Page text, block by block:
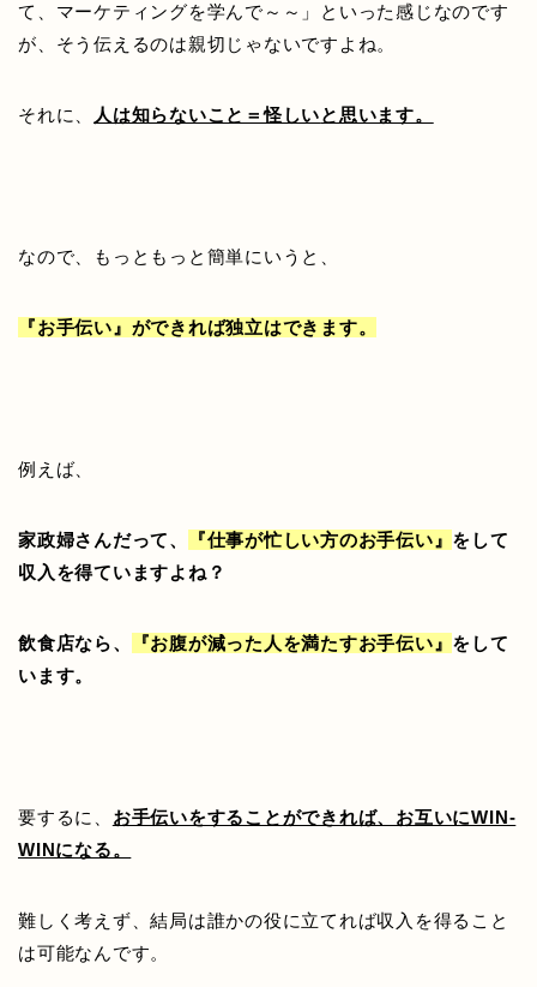
て、マーケティングを学んで～～」といった感じなのです
が、そう伝えるのは親切じゃないですよね。
それに、 人は知らないこと＝怪しいと思います。
なので、もっともっと簡単にいうと、
『お手伝い』ができれば独立はできます。
例えば、
家政婦さんだって、 『仕事が忙しい方のお手伝い』 をして
収入を得ていますよね？
飲食店なら、 『お腹が減った人を満たすお手伝い』 をして
います。
要するに、 お手伝いをすることができれば、お互いにWIN-
WINになる。
難しく考えず、結局は誰かの役に立てれば収入を得ること
は可能なんです。